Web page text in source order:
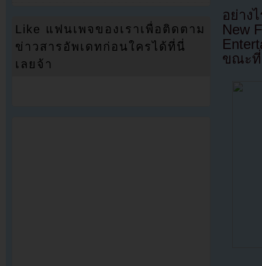
อย่าง
New
ขณะที่
Like แฟนเพจของเราเพื่อติดตาม
ข่าวสารอัพเดทก่อนใครได้ที่นี่
เลยจ้า